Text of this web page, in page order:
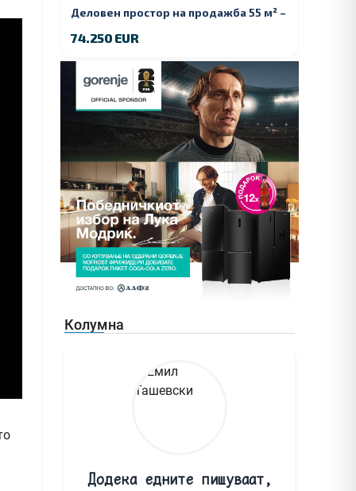
Деловен простор на продажба 55 м² –
74.250 EUR
Колумна
Додека едните пишуваат,